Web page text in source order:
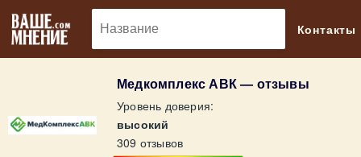
Контакты
Медкомплекс АВК — отзывы
Уровень доверия:
высокий
309 отзывов